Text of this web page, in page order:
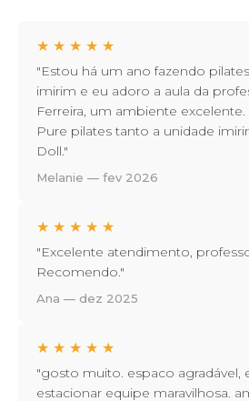
★ ★ ★ ★ ★
"Estou há um ano fazendo
imirim e eu adoro a aula da
Ferreira, um ambiente
Pure pilates tanto a unidade
Doll."
Melanie — fev 2026
★ ★ ★ ★ ★
"Excelente atendimento,
Recomendo."
Ana — dez 2025
★ ★ ★ ★ ★
"gosto muito. espaco agradável,
estacionar equipe maravilhosa.